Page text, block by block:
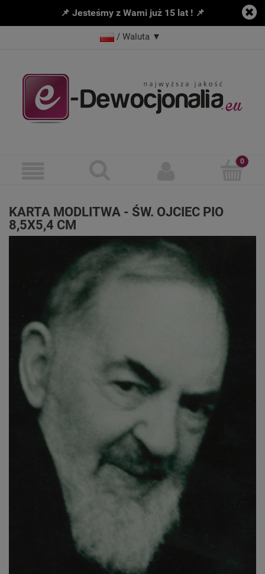
📌 Jesteśmy z Wami już 15 lat ! 📌
/ Waluta ▼
KARTA MODLITWA - ŚW. OJCIEC PIO
8,5X5,4 CM